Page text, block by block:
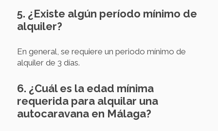
5. ¿Existe algún período mínimo de
alquiler?
En general, se requiere un periodo mínimo de
alquiler de 3 días.
6. ¿Cuál es la edad mínima
requerida para alquilar una
autocaravana en Málaga?